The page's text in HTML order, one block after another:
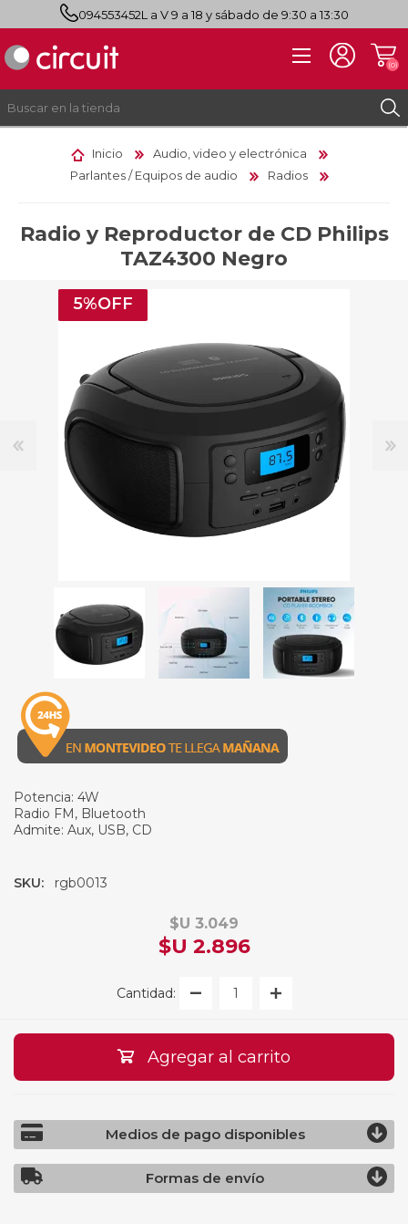
094553452L a V 9 a 18 y sábado de 9:30 a 13:30
REGISTRO
(0)
Inicio
Audio, video y electrónica
Parlantes / Equipos de audio
Radios
Radio y Reproductor de CD Philips
TAZ4300 Negro
5%OFF
Potencia: 4W
Radio FM, Bluetooth
Admite: Aux, USB, CD
SKU: rgb0013
$U 3.049
$U 2.896
Cantidad:
Agregar al carrito
Medios de pago disponibles
Formas de envío